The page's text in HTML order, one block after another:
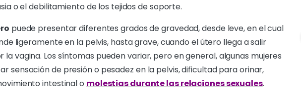
o el debilitamiento de los tejidos de soporte.
puede presentar diferentes grados de gravedad, desde leve, en el cual
ligeramente en la pelvis, hasta grave, cuando el útero llega a salir
vagina. Los síntomas pueden variar, pero en general, algunas mujeres
sensación de presión o pesadez en la pelvis, dificultad para orinar,
intestinal o molestias durante las relaciones sexuales.